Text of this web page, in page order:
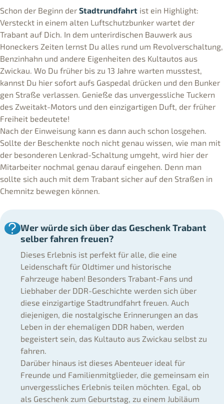
Schon der Beginn der Stadtrundfahrt ist ein Highlight:
Versteckt in einem alten Luftschutzbunker wartet der
Trabant auf Dich. In dem unterirdischen Bauwerk aus
Honeckers Zeiten lernst Du alles rund um Revolverschaltung,
Benzinhahn und andere Eigenheiten des Kultautos aus
Zwickau. Wo Du früher bis zu 13 Jahre warten musstest,
kannst Du hier sofort aufs Gaspedal drücken und den Bunker
gen Straße verlassen. Genieße das unvergessliche Tuckern
des Zweitakt-Motors und den einzigartigen Duft, der früher
Freiheit bedeutete!
Nach der Einweisung kann es dann auch schon losgehen.
Sollte der Beschenkte noch nicht genau wissen, wie man mit
der besonderen Lenkrad-Schaltung umgeht, wird hier der
Mitarbeiter nochmal genau darauf eingehen. Denn man
sollte sich auch mit dem Trabant sicher auf den Straßen in
Chemnitz bewegen können.
Wer würde sich über das Geschenk Trabant
selber fahren freuen?
Dieses Erlebnis ist perfekt für alle, die eine
Leidenschaft für Oldtimer und historische
Fahrzeuge haben! Besonders Trabant-Fans und
Liebhaber der DDR-Geschichte werden sich über
diese einzigartige Stadtrundfahrt freuen. Auch
diejenigen, die nostalgische Erinnerungen an das
Leben in der ehemaligen DDR haben, werden
begeistert sein, das Kultauto aus Zwickau selbst zu
fahren.
Darüber hinaus ist dieses Abenteuer ideal für
Freunde und Familienmitglieder, die gemeinsam ein
unvergessliches Erlebnis teilen möchten. Egal, ob
als Geschenk zum Geburtstag, zu einem Jubiläum